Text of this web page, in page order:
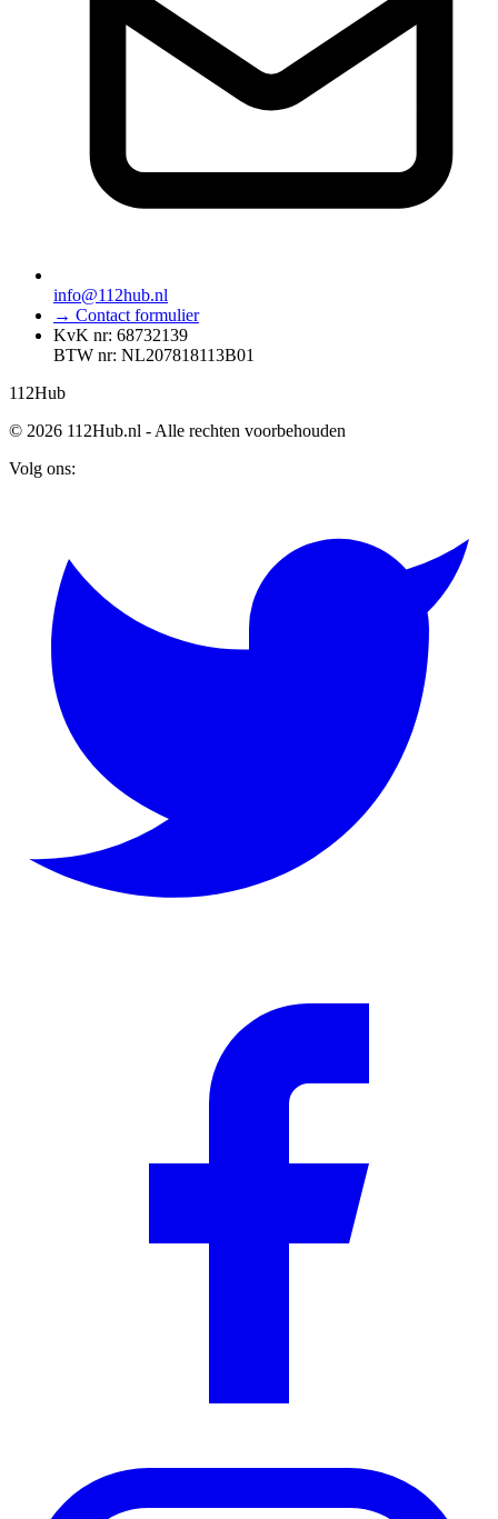
info@112hub.nl
→ Contact formulier
KvK nr: 68732139
BTW nr: NL207818113B01
112Hub
© 2026 112Hub.nl - Alle rechten voorbehouden
Volg ons: